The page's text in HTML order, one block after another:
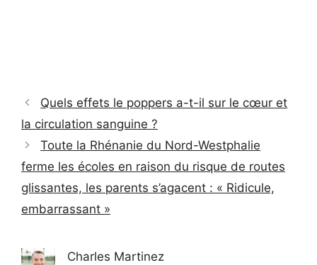
Quels effets le poppers a-t-il sur le cœur et
la circulation sanguine ?
Toute la Rhénanie du Nord-Westphalie
ferme les écoles en raison du risque de routes
glissantes, les parents s’agacent : « Ridicule,
embarrassant »
Charles Martinez